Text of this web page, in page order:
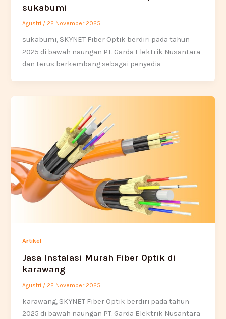
sukabumi
Agustri / 22 November 2025
sukabumi, SKYNET Fiber Optik berdiri pada tahun
2025 di bawah naungan PT. Garda Elektrik Nusantara
dan terus berkembang sebagai penyedia
Artikel
Jasa Instalasi Murah Fiber Optik di
karawang
Agustri / 22 November 2025
karawang, SKYNET Fiber Optik berdiri pada tahun
2025 di bawah naungan PT. Garda Elektrik Nusantara